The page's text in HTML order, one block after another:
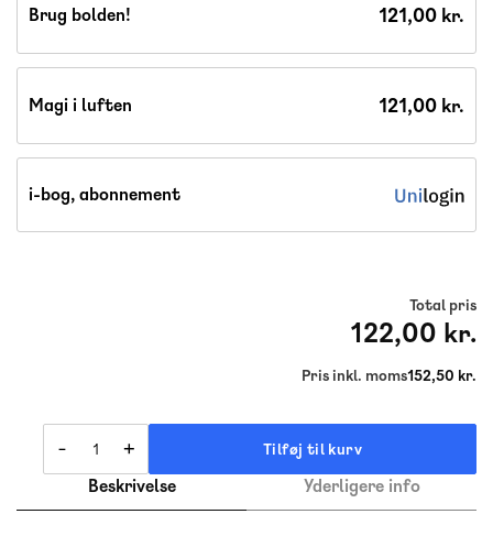
Brug bolden! 121,00 kr.
Magi i luften 121,00 kr.
i-bog, abonnement
Total pris
122,00 kr.
Pris inkl. moms152,50 kr.
- + Tilføj til kurv
Beskrivelse Yderligere info